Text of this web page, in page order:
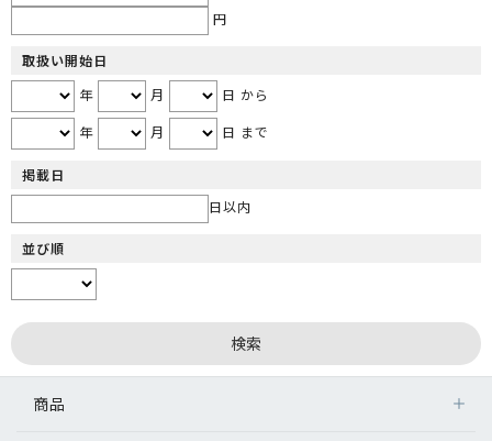
円
取扱い開始日
年
月
日 から
年
月 日 まで
掲載日
日以内
並び順
商品